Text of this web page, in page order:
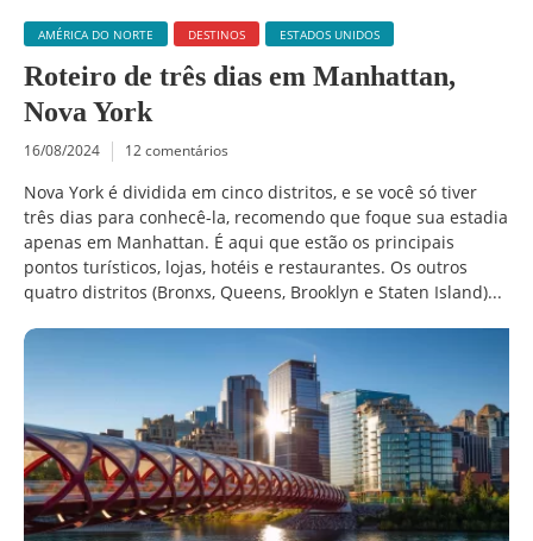
AMÉRICA DO NORTE DESTINOS ESTADOS UNIDOS
Roteiro de três dias em Manhattan,
Nova York
16/08/2024 12 comentários
Nova York é dividida em cinco distritos, e se você só tiver
três dias para conhecê-la, recomendo que foque sua estadia
apenas em Manhattan. É aqui que estão os principais
pontos turísticos, lojas, hotéis e restaurantes. Os outros
quatro distritos (Bronxs, Queens, Brooklyn e Staten Island)...